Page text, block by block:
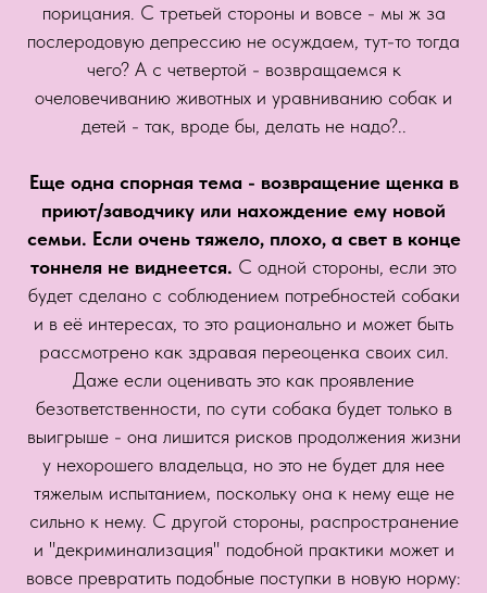
порицания. С третьей стороны и вовсе - мы ж за
послеродовую депрессию не осуждаем, тут-то тогда
чего? А с четвертой - возвращаемся к
очеловечиванию животных и уравниванию собак и
детей - так, вроде бы, делать не надо?..
Еще одна спорная тема - возвращение щенка в
приют/заводчику или нахождение ему новой
семьи. Если очень тяжело, плохо, а свет в конце
тоннеля не виднеется. С одной стороны, если это
будет сделано с соблюдением потребностей собаки
и в её интересах, то это рационально и может быть
рассмотрено как здравая переоценка своих сил.
Даже если оценивать это как проявление
безответственности, по сути собака будет только в
выигрыше - она лишится рисков продолжения жизни
у нехорошего владельца, но это не будет для нее
тяжелым испытанием, поскольку она к нему еще не
сильно к нему. С другой стороны, распространение
и "декриминализация" подобной практики может и
вовсе превратить подобные поступки в новую норму: